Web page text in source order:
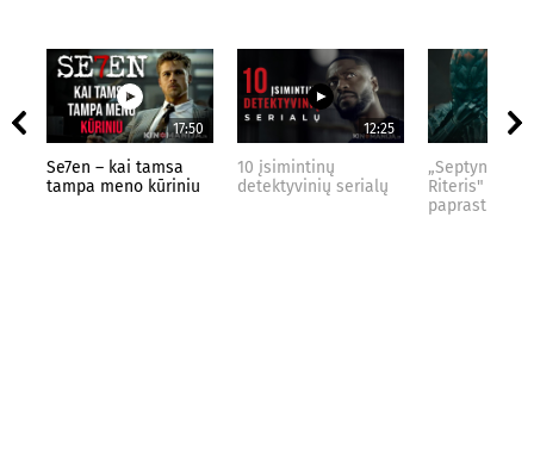
17:50
Se7en – kai tamsa
tampa meno kūriniu
12:25
10 įsimintinų
detektyvinių serialų
„Septynių
Riteris" – kai
paprastumas